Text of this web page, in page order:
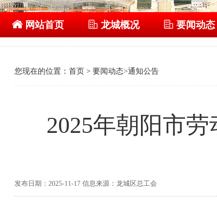
网站首页 龙城概况 要闻动态
您现在的位置： 首页 > 要闻动态>通知公告
2025年朝阳市
发布日期：2025-11-17 信息来源：龙城区总工会